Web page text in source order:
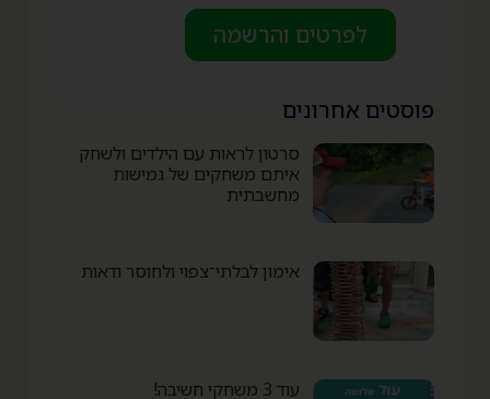
לפרטים והרשמה
פוסטים אחרונים
סרטון לראות עם הילדים ולשחק
איתם משחקים של גמישות
מחשבתית
אימון לבלתי־צפוי ולחוסר ודאות
עוד 3 משחקי חשיבה!